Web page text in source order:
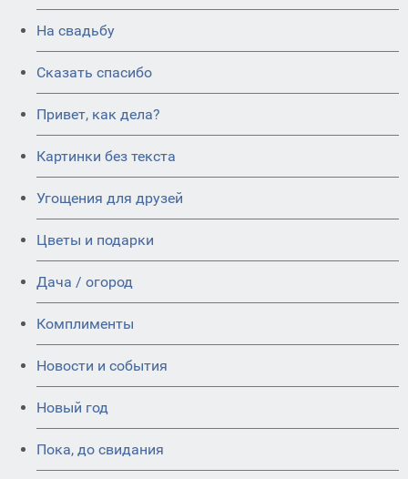
На свадьбу
Сказать спасибо
Привет, как дела?
Картинки без текста
Угощения для друзей
Цветы и подарки
Дача / огород
Комплименты
Новости и события
Новый год
Пока, до свидания